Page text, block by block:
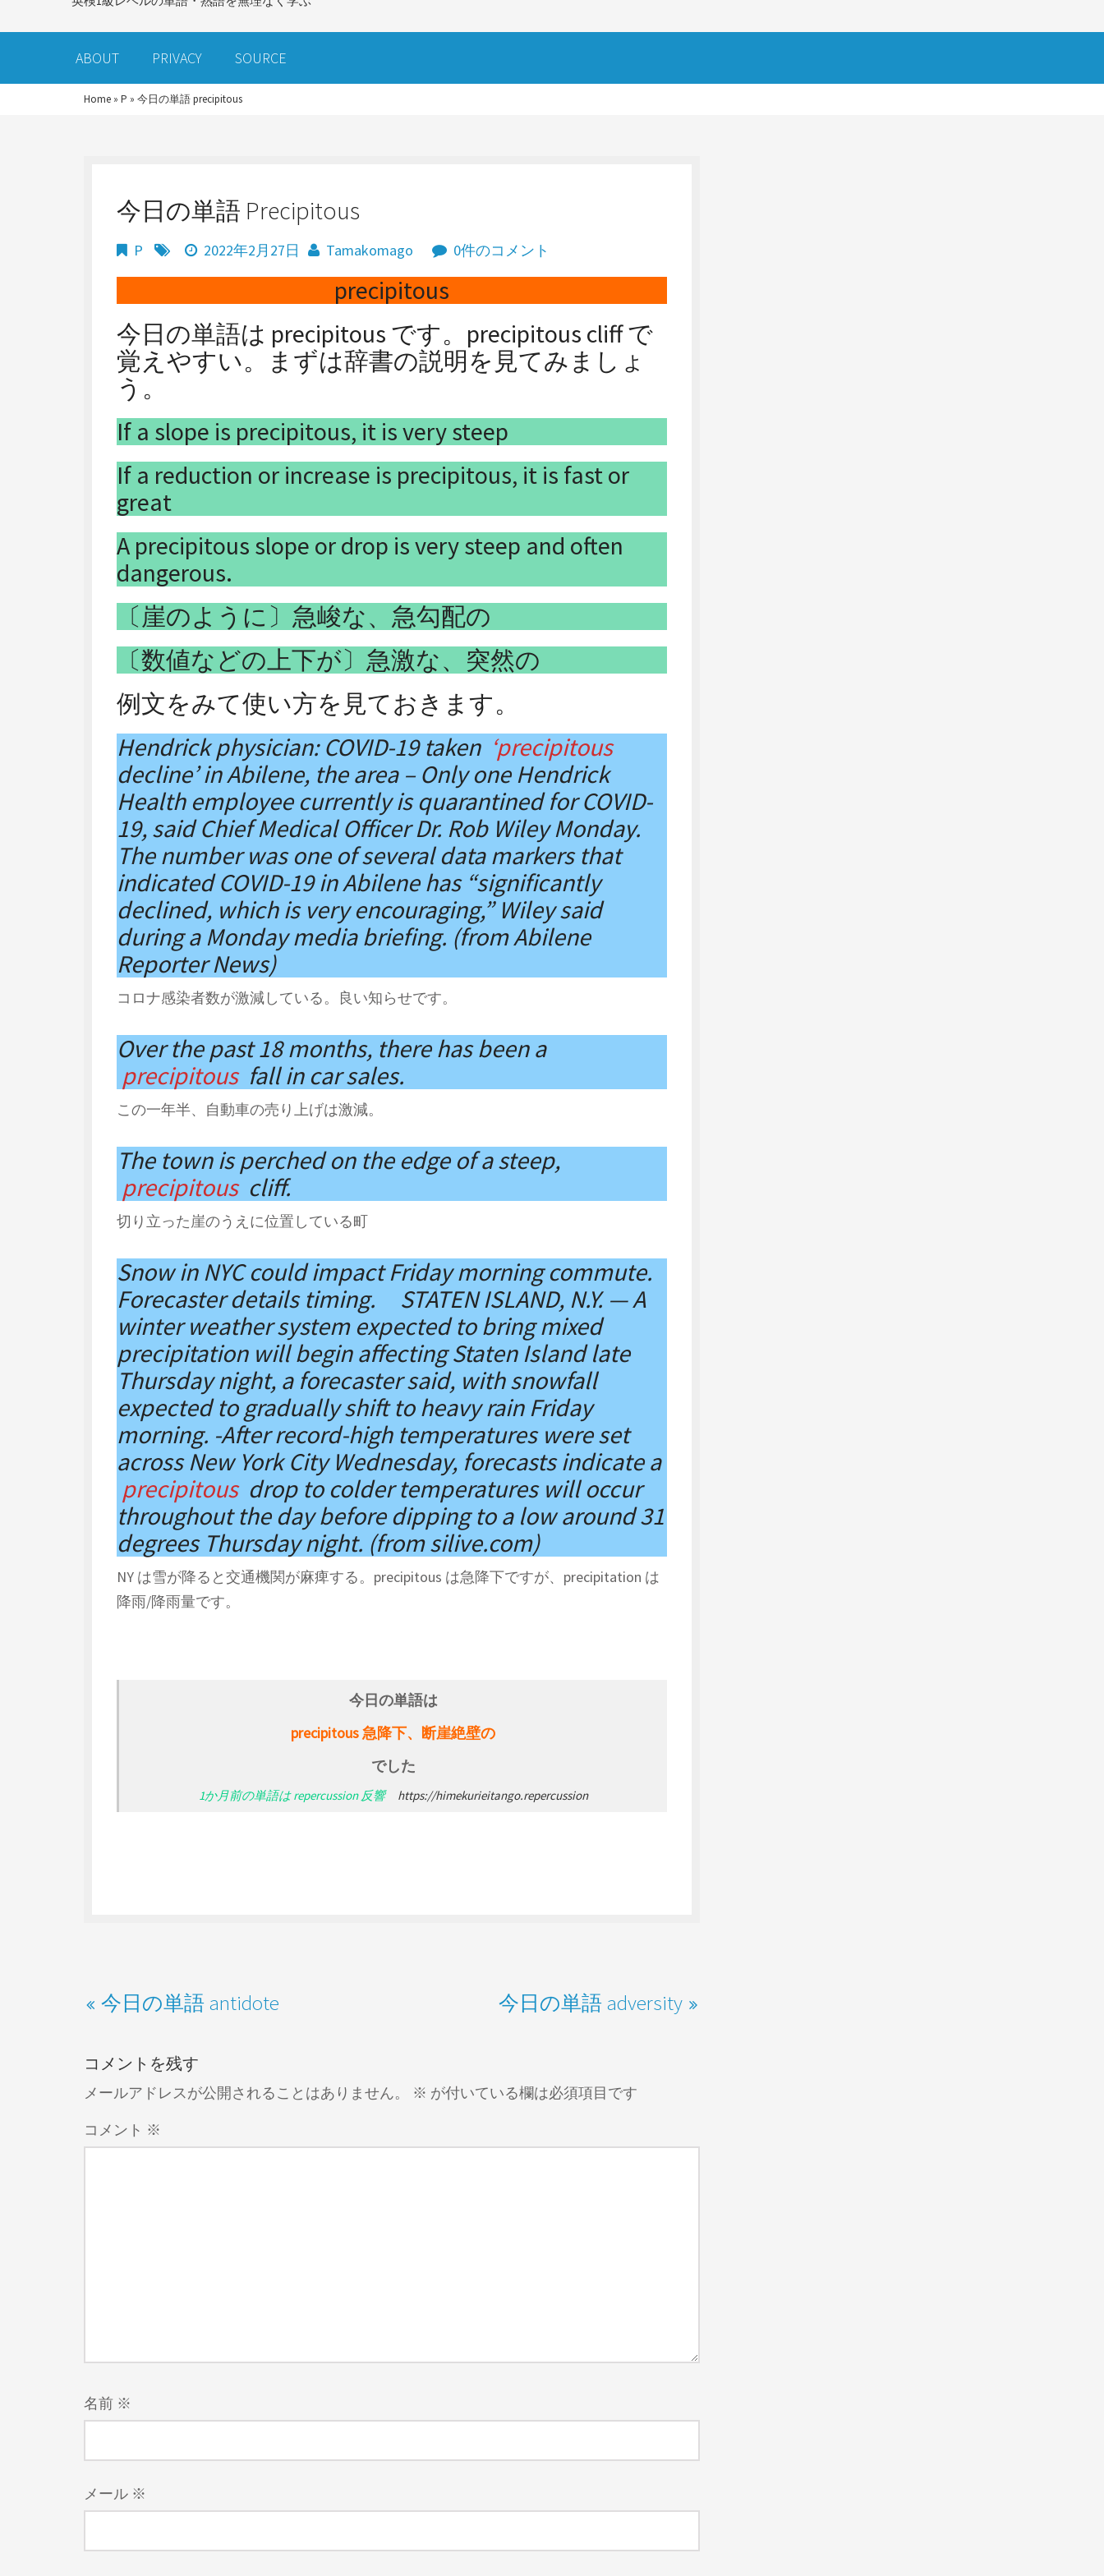
ABOUT PRIVACY SOURCE
Home » P » 今日の単語 precipitous
今日の単語 Precipitous
P 2022年2月27日 Tamakomago 0件のコメント
precipitous
今日の単語は precipitous です。precipitous cliff で
覚えやすい。まずは辞書の説明を見てみましょ
う。
If a slope is precipitous, it is very steep
If a reduction or increase is precipitous, it is fast or
great
A precipitous slope or drop is very steep and often
dangerous.
〔崖のように〕急峻な、急勾配の
〔数値などの上下が〕急激な、突然の
例文をみて使い方を見ておきます。
Hendrick physician: COVID-19 taken ‘precipitous
decline’ in Abilene, the area – Only one Hendrick
Health employee currently is quarantined for COVID-
19, said Chief Medical Officer Dr. Rob Wiley Monday.
The number was one of several data markers that
indicated COVID-19 in Abilene has “significantly
declined, which is very encouraging,” Wiley said
during a Monday media briefing. (from Abilene
Reporter News)
コロナ感染者数が激減している。良い知らせです。
Over the past 18 months, there has been a
precipitous fall in car sales.
この一年半、自動車の売り上げは激減。
The town is perched on the edge of a steep,
precipitous cliff.
切り立った崖のうえに位置している町
Snow in NYC could impact Friday morning commute.
Forecaster details timing. STATEN ISLAND, N.Y. — A
winter weather system expected to bring mixed
precipitation will begin affecting Staten Island late
Thursday night, a forecaster said, with snowfall
expected to gradually shift to heavy rain Friday
morning. -After record-high temperatures were set
across New York City Wednesday, forecasts indicate a
precipitous drop to colder temperatures will occur
throughout the day before dipping to a low around 31
degrees Thursday night. (from silive.com)
NY は雪が降ると交通機関が麻痺する。precipitous は急降下ですが、precipitation は
降雨/降雨量です。
今日の単語は
precipitous 急降下、断崖絶壁の
でした
1か月前の単語は repercussion 反響 https://himekurieitango.repercussion
今日の単語 antidote 今日の単語 adversity
コメントを残す
メールアドレスが公開されることはありません。 ※ が付いている欄は必須項目です
コメント ※
名前 ※
メール ※